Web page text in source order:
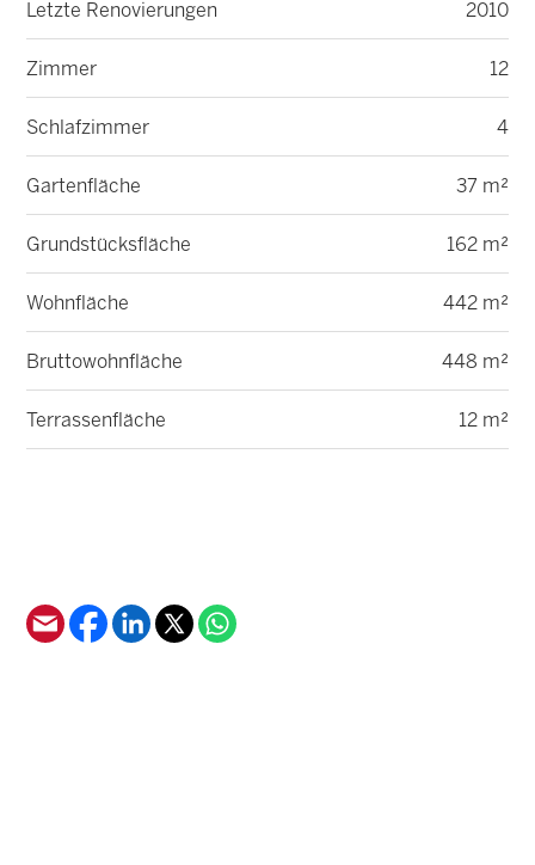
Letzte Renovierungen 2010
Zimmer 12
Schlafzimmer 4
Gartenfläche 37 m²
Grundstücksfläche 162 m²
Wohnfläche 442 m²
Bruttowohnfläche 448 m²
Terrassenfläche 12 m²